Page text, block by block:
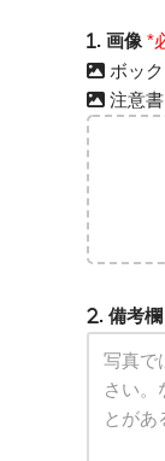
. 画像 *
ボッ
注意
. 備考欄